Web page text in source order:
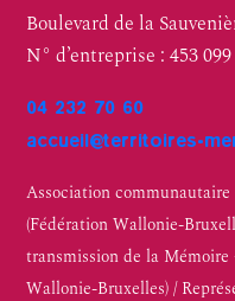
Boulevard de la
N° d’entreprise : 453 099
04 232 70 60
accueil@territoires-
Association
(Fédération Wallonie-
transmission de la
Wallonie-Bruxelles) /